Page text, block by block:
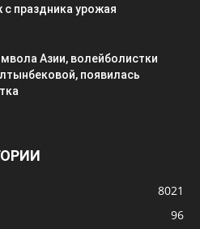
с праздника урожая
Азии, волейболистки
появилась
8021
96